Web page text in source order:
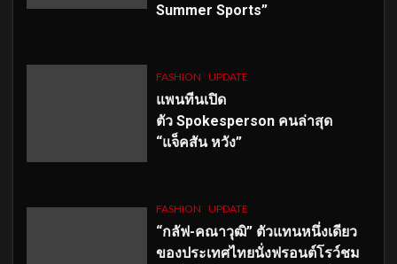
Summer Sports”
FASHION UPDATE
แพนทีนเปิด
ตัว Spokesperson คนล่าสุด
“แจ็คสัน หวัง”
FASHION UPDATE
“กลัฟ-คณาวุฒิ” ตัวแทนหนึ่งเดียว
ของประเทศไทยนั่งฟรอนต์โรว์ชม